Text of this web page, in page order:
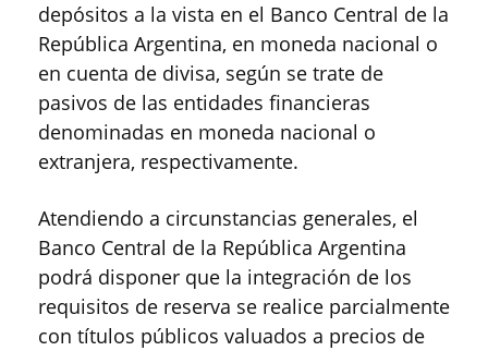
depósitos a la vista en el Banco Central de la
República Argentina, en moneda nacional o
en cuenta de divisa, según se trate de
pasivos de las entidades financieras
denominadas en moneda nacional o
extranjera, respectivamente.
Atendiendo a circunstancias generales, el
Banco Central de la República Argentina
podrá disponer que la integración de los
requisitos de reserva se realice parcialmente
con títulos públicos valuados a precios de